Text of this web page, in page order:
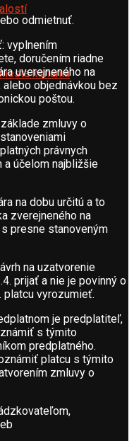
konania
odmietnuť.
vyplnením
doručením riadne
uverejneného na
objednávkou bez
poštou.
zmluvy o
právnych
účelom najbližšie
na dobu určitú a to
zverejneného na
s presne stanoveným
na uzatvorenie
prijať a nie je povinný o
vyrozumieť.
je predplatiteľ,
s týmito
predplatného.
platcu s týmito
zmluvy o